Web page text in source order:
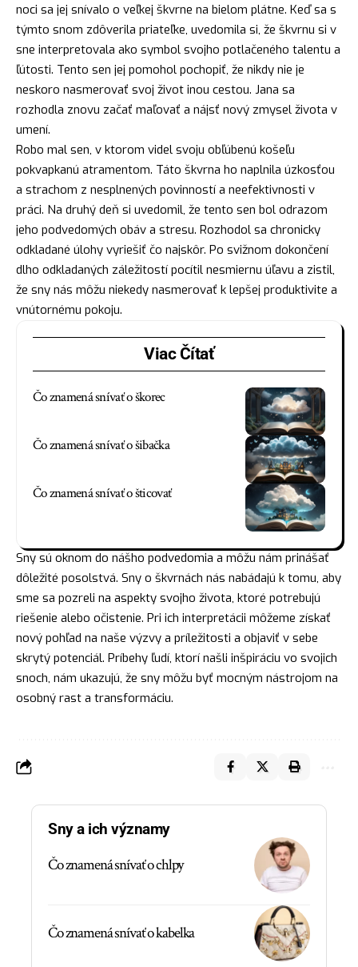
noci sa jej snívalo o veľkej škvrne na bielom plátne. Keď sa s
týmto snom zdôverila priateľke, uvedomila si, že škvrnu si v
sne interpretovala ako symbol svojho potlačeného talentu a
ľútosti. Tento sen jej pomohol pochopiť, že nikdy nie je
neskoro nasmerovať svoj život inou cestou. Jana sa
rozhodla znovu začať maľovať a nájsť nový zmysel života v
umení.
Robo mal sen, v ktorom videl svoju obľúbenú košeľu
pokvapkanú atramentom. Táto škvrna ho naplnila úzkosťou
a strachom z nesplnených povinností a neefektivnosti v
práci. Na druhý deň si uvedomil, že tento sen bol odrazom
jeho podvedomých obáv a stresu. Rozhodol sa chronicky
odkladané úlohy vyriešiť čo najskôr. Po svižnom dokončení
dlho odkladaných záležitostí pocítil nesmiernu úľavu a zistil,
že sny nás môžu niekedy nasmerovať k lepšej produktivite a
vnútornému pokoju.
Viac Čítať
Čo znamená snívať o škorec
Čo znamená snívať o šibačka
Čo znamená snívať o šticovať
Sny sú oknom do nášho podvedomia a môžu nám prinášať
dôležité posolstvá. Sny o škvrnách nás nabádajú k tomu, aby
sme sa pozreli na aspekty svojho života, ktoré potrebujú
riešenie alebo očistenie. Pri ich interpretácii môžeme získať
nový pohľad na naše výzvy a príležitosti a objaviť v sebe
skrytý potenciál. Príbehy ľudí, ktorí našli inšpiráciu vo svojich
snoch, nám ukazujú, že sny môžu byť mocným nástrojom na
osobný rast a transformáciu.
Sny a ich významy
Čo znamená snívať o chlpy
Čo znamená snívať o kabelka